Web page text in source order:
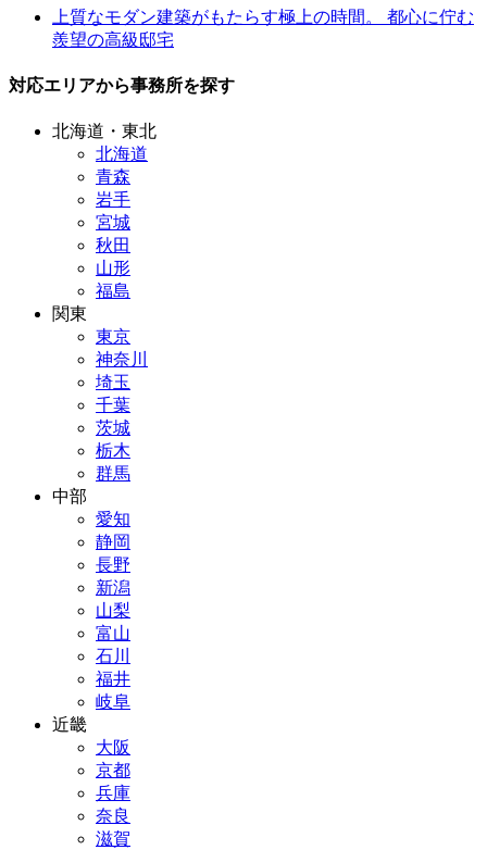
上質なモダン建築がもたらす極上の時間。 都心に佇む
羨望の高級邸宅
対応エリアから事務所を探す
北海道・東北
北海道
青森
岩手
宮城
秋田
山形
福島
関東
東京
神奈川
埼玉
千葉
茨城
栃木
群馬
中部
愛知
静岡
長野
新潟
山梨
富山
石川
福井
岐阜
近畿
大阪
京都
兵庫
奈良
滋賀